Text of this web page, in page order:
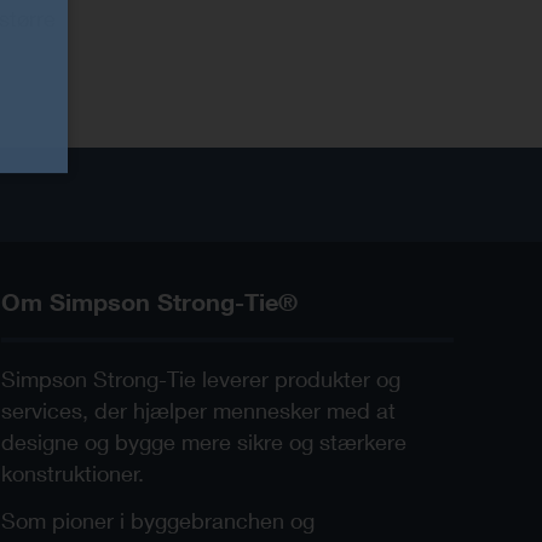
Om Simpson Strong-Tie®
Simpson Strong-Tie leverer produkter og
services, der hjælper mennesker med at
designe og bygge mere sikre og stærkere
konstruktioner.
Som pioner i byggebranchen og